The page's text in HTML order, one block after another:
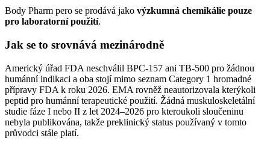
Body Pharm pero se prodává jako výzkumná chemikálie pouze
pro laboratorní použití.
Jak se to srovnává mezinárodně
Americký úřad FDA neschválil BPC-157 ani TB-500 pro žádnou
humánní indikaci a oba stojí mimo seznam Category 1 hromadné
přípravy FDA k roku 2026. EMA rovněž neautorizovala kterýkoli
peptid pro humánní terapeutické použití. Žádná muskuloskeletální
studie fáze I nebo II z let 2024–2026 pro kteroukoli sloučeninu
nebyla publikována, takže preklinický status používaný v tomto
průvodci stále platí.